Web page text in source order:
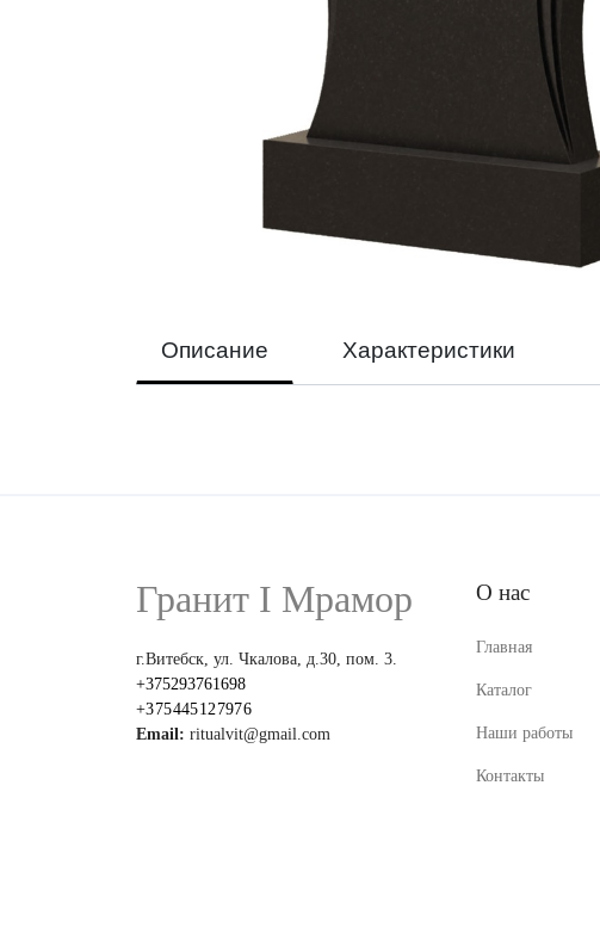
Описание Характеристики
Гранит I Мрамор
г.Витебск, ул. Чкалова, д.30, пом. 3.
+375293761698
+375445127976
Email: ritualvit@gmail.com
О нас
Главная
Каталог
Наши работы
Контакты